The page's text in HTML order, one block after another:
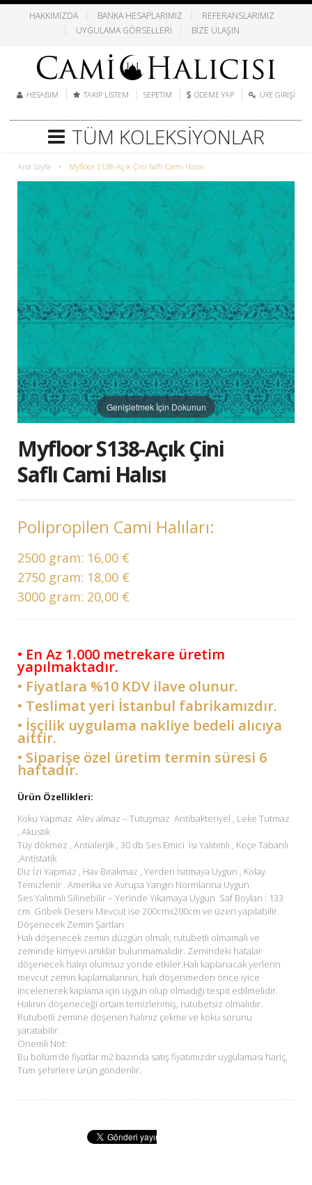
HAKKIMIZDA BANKA HESAPLARIMIZ
REFERANSLARIMIZ
UYGULAMA GÖRSELLERI
BIZE ULAŞIN
HESABIM TAKIP LISTEM SEPETIM ÖDEME YAP ÜYE GIRIŞI
TÜM KOLEKSIYONLAR
Ana Sayfa • Myfloor S138-Açık Çini Saflı Cami Halısı
Genişletmek İçin Dokunun
Myfloor S138-Açık Çini
Saflı Cami Halısı
Polipropilen Cami Halıları:
2500 gram: 16,00 €
2750 gram: 18,00 €
3000 gram: 20,00 €
• En Az 1.000 metrekare üretim
yapılmaktadır.
• Fiyatlara %10 KDV ilave olunur.
• Teslimat yeri İstanbul fabrikamızdır.
• İşçilik uygulama nakliye bedeli alıcıya
aittir.
• Siparişe özel üretim termin süresi 6
haftadır.
Ürün Özellikleri:
Koku Yapmaz Alev almaz – Tutuşmaz Antibakteriyel , Leke Tutmaz
, Akustik
Tüy dökmez , Antialerjik , 30 db Ses Emici Isı Yalıtımlı , Keçe Tabanlı
,Antistatik
Diz İzi Yapmaz , Hav Bırakmaz , Yerden Isıtmaya Uygun , Kolay
Temizlenir . Amerika ve Avrupa Yangın Normlarına Uygun.
Ses Yalıtımlı Silinebilir – Yerinde Yıkamaya Uygun Saf Boyları : 133
cm. Göbek Deseni Mevcut ise 200cmx200cm ve üzeri yapılabilir.
Döşenecek Zemin Şartları
Halı döşenecek zemin düzgün olmalı, rutubetli olmamalı ve
zeminde kimyevi artıklar bulunmamalıdır. Zemindeki hatalar
döşenecek halıyı olumsuz yönde etkiler.Halı kaplanacak yerlerin
mevcut zemin kaplamalarının, halı döşenmeden önce iyice
incelenerek kaplama için uygun olup olmadığı tespit edilmelidir.
Halının döşeneceği ortam temizlenmiş, rutubetsiz olmalıdır.
Rutubetli zemine döşenen halınız çekme ve koku sorunu
yaratabilir.
Önemli Not:
Bu bölüm’de fiyatlar m2 bazında satış fiyatımızdır uygulaması hariç,
Tüm şehirlere ürün gönderilir.